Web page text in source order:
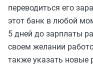
переводиться его
этот банк в любой
5 дней до зарплаты
своем желании
также указать новые